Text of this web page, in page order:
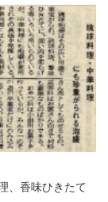
、香味ひきたて